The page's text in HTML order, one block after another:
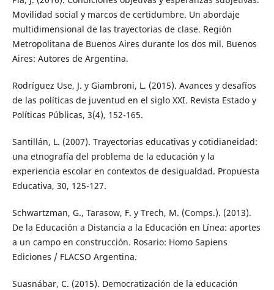
Movilidad social y marcos de certidumbre. Un abordaje
multidimensional de las trayectorias de clase. Región
Metropolitana de Buenos Aires durante los dos mil. Buenos
Aires: Autores de Argentina.
Rodríguez Use, J. y Giambroni, L. (2015). Avances y desafíos
de las políticas de juventud en el siglo XXI. Revista Estado y
Políticas Públicas, 3(4), 152-165.
Santillán, L. (2007). Trayectorias educativas y cotidianeidad:
una etnografía del problema de la educación y la
experiencia escolar en contextos de desigualdad. Propuesta
Educativa, 30, 125-127.
Schwartzman, G., Tarasow, F. y Trech, M. (Comps.). (2013).
De la Educación a Distancia a la Educación en Línea: aportes
a un campo en construcción. Rosario: Homo Sapiens
Ediciones / FLACSO Argentina.
Suasnábar, C. (2015). Democratización de la educación